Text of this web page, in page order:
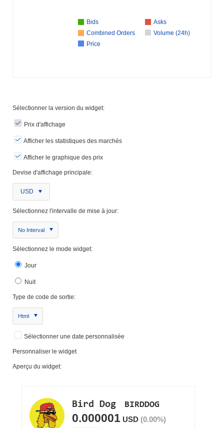
Bids
Asks
Combined Orders
Volume (24h)
Price
Sélectionner la version du widget:
Prix ​​d'affichage
Afficher les statistiques des marchés
Afficher le graphique des prix
Devise d'affichage principale:
USD
Sélectionnez l'intervalle de mise à jour:
No Interval
Sélectionnez le mode widget:
Jour
Nuit
Type de code de sortie:
Html
Sélectionner une date personnalisée
Personnaliser le widget
Aperçu du widget: